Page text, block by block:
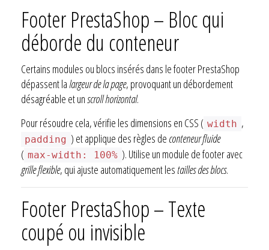
Footer PrestaShop – Bloc qui
déborde du conteneur
Certains modules ou blocs insérés dans le footer PrestaShop
dépassent la largeur de la page, provoquant un débordement
désagréable et unscroll horizontal.
Pour résoudre cela, vérifie les dimensions en CSS ( width ,
padding ) et applique des règles de conteneur fluide
( max-width: 100% ). Utilise un module de footer avec
grille flexible, qui ajuste automatiquement lestailles des blocs.
Footer PrestaShop – Texte
coupé ou invisible